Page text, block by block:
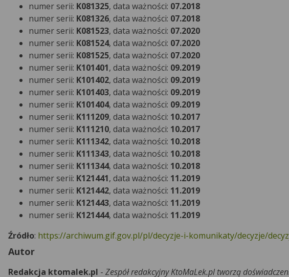
numer serii: K081325, data ważności: 07.2018
numer serii: K081326, data ważności: 07.2018
numer serii: K081523, data ważności: 07.2020
numer serii: K081524, data ważności: 07.2020
numer serii: K081525, data ważności: 07.2020
numer serii: K101401, data ważności: 09.2019
numer serii: K101402, data ważności: 09.2019
numer serii: K101403, data ważności: 09.2019
numer serii: K101404, data ważności: 09.2019
numer serii: K111209, data ważności: 10.2017
numer serii: K111210, data ważności: 10.2017
numer serii: K111342, data ważności: 10.2018
numer serii: K111343, data ważności: 10.2018
numer serii: K111344, data ważności: 10.2018
numer serii: K121441, data ważności: 11.2019
numer serii: K121442, data ważności: 11.2019
numer serii: K121443, data ważności: 11.2019
numer serii: K121444, data ważności: 11.2019
Źródło: https://archiwum.gif.gov.pl/pl/decyzje-i-komunikaty/decyzje/
Autor
Redakcja ktomalek.pl - Zespół redakcyjny KtoMaLek.pl tworzą